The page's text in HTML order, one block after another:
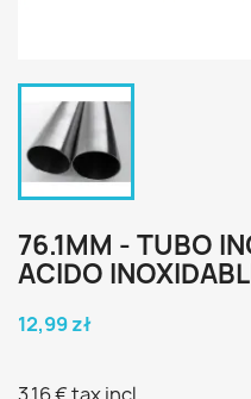
76.1MM - TUBO
ACIDO
12,99 zł